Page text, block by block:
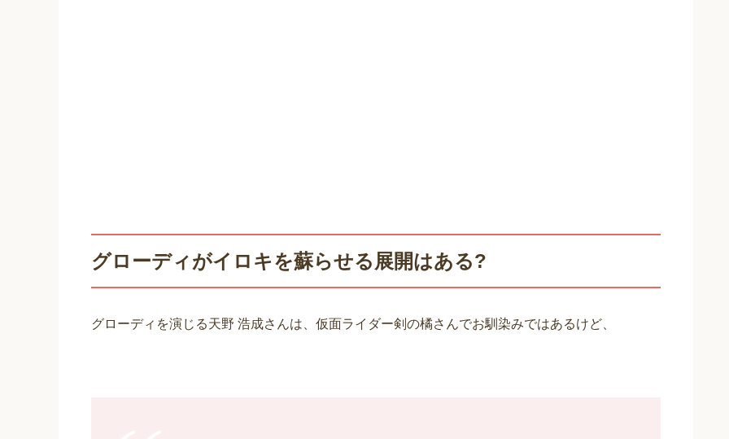
グローディがイロキを蘇らせる展開はある?
グローディを演じる天野 浩成さんは、仮面ライダー剣の橘さんでお馴染みではあるけど、